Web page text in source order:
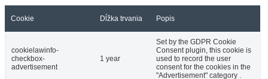
Cookie Dĺžka trvania Popis
cookielawinfo-
checkbox-
advertisement
1 year
Set by the GDPR Cookie
Consent plugin, this cookie is
used to record the user
consent for the cookies in the
"Advertisement" category .